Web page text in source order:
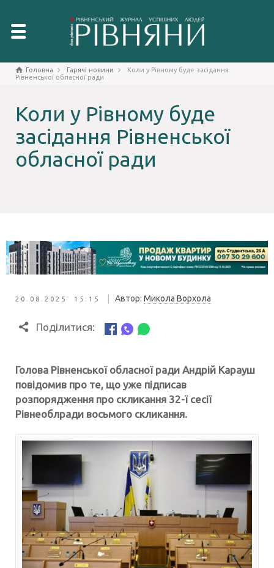
Головна Гарячі новини
Коли у Рівному буде засідання
Рівненської обласної ради
Коли у Рівному буде
засідання Рівненської
обласної ради
20.08.2025 15:15 Автор: Микола Ворхола
Поділитися:
Голова Рівненської обласної ради Андрій Карауш
повідомив про те, що уже підписав
розпорядження про скликання 32-ї сесії
Рівнеоблради восьмого скликання.